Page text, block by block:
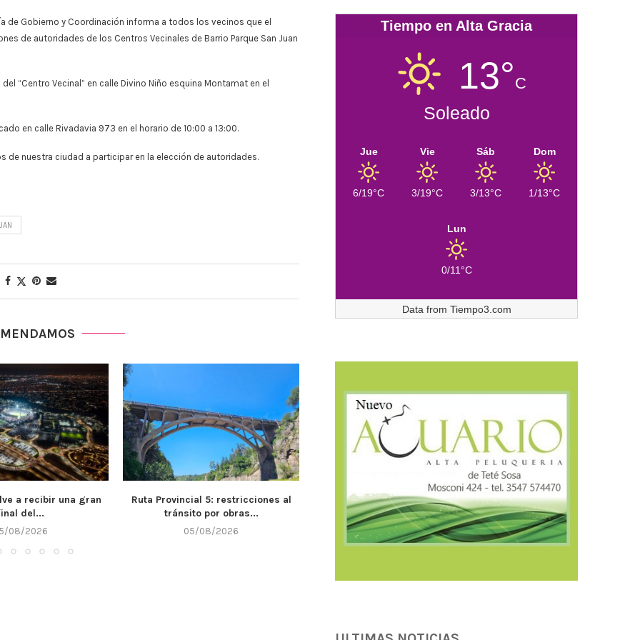
de Gobierno y Coordinación informa a todos los vecinos que el
de autoridades de los Centros Vecinales de Barrio Parque San Juan
“Centro Vecinal” en calle Divino Niño esquina Montamat en el
en calle Rivadavia 973 en el horario de 10:00 a 13:00.
nuestra ciudad a participar en la elección de autoridades.
5: restricciones al
por obras...
08/2026
El IPET 132 de Alta Gracia recibió
$7...
05/08/2026
AMBIENTE: ÚLTIMOS DÍAS PARA
CONCLUIR TAREAS DE PODA
04/08/2026
Llaryora anunció una
$3.500 millones
04/08/2026
Tiempo en Alta Gracia
13°C
Soleado
Jue
6/19°C
Vie
3/19°C
Sáb
3/13°C
Dom
1/13°C
Lun
0/11°C
Data from Tiempo3.com